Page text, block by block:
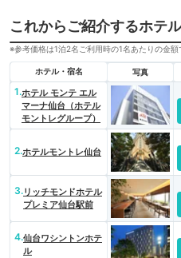
これからご紹介するホテ
※参考価格は1泊2名ご利用時の1名あたりの金額
ホテル・宿名 写真
1.ホテル モンテ エル
マーナ仙台（ホテル
モントレグループ）
2.ホテルモントレ仙台
3.リッチモンドホテル
プレミア仙台駅前
4.仙台ワシントンホテ
ル